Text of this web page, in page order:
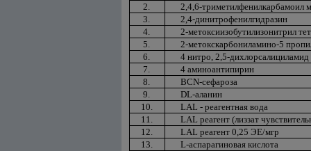
2.
2,4,6-триметилфенилкарбамоил
3.
2,4-динитрофенилгидразин
4.
2-метоксиизобутилизонитрил
5.
2-метокскарбониламино-5
6.
4 нитро, 2,5-дихлорсалициламид
7.
4 аминоантипирин
8.
BCN-сефароза
9.
DL-аланин
10.
LAL - реагентная вода
11.
LAL реагент (лиззат
12.
LAL реагент 0,25 ЭЕ/мгр
13.
L-аспарагиновая кислота